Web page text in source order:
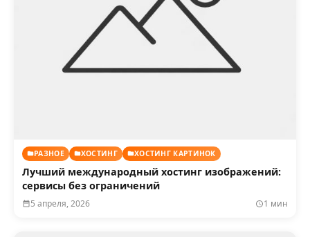
РАЗНОЕ ХОСТИНГ ХОСТИНГ КАРТИНОК
Лучший международный хостинг изображений:
сервисы без ограничений
5 апреля, 2026 1 мин